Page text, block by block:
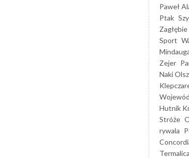
Paweł
Ptak
Sport
Zejer
Naki
Hutnik
Stróże
rywala